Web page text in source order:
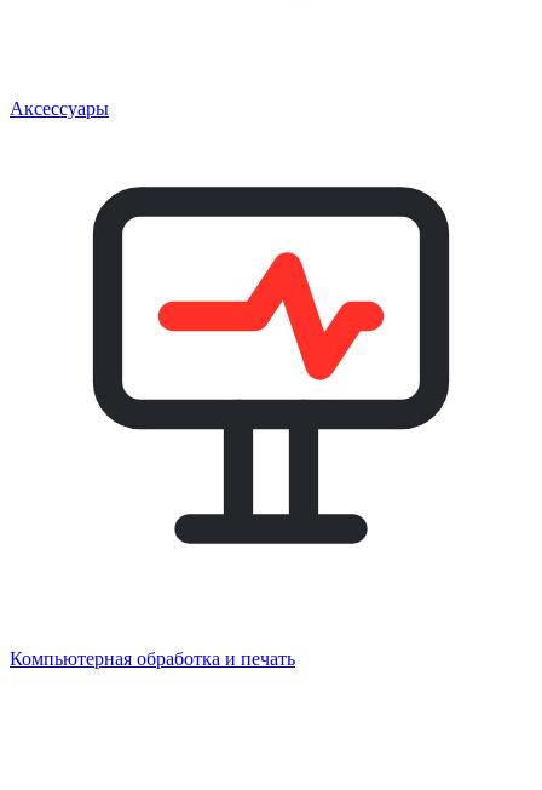
Аксессуары
Компьютерная обработка и печать